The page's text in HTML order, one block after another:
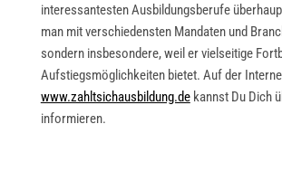
interessantesten Ausbildungsberufe
man mit verschiedensten Mandaten und
sondern insbesondere, weil er vielseitige
Aufstiegsmöglichkeiten bietet. Auf der
www.zahltsichausbildung.dekannst Du Dich
informieren.